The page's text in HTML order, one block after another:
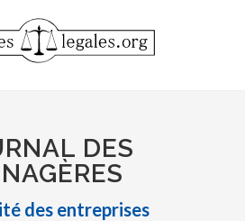
DES
des entreprises